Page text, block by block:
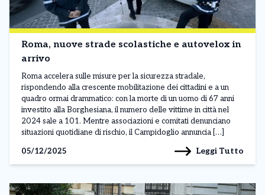
Roma, nuove strade scolastiche e autovelox in
arrivo
Roma accelera sulle misure per la sicurezza stradale,
rispondendo alla crescente mobilitazione dei cittadini e a un
quadro ormai drammatico: con la morte di un uomo di 67 anni
investito alla Borghesiana, il numero delle vittime in città nel
2024 sale a 101. Mentre associazioni e comitati denunciano
situazioni quotidiane di rischio, il Campidoglio annuncia […]
05/12/2025
Leggi Tutto